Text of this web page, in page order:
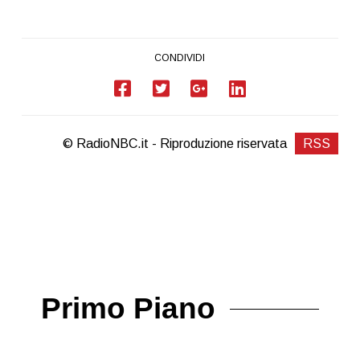
CONDIVIDI
© RadioNBC.it - Riproduzione riservata RSS
Primo Piano